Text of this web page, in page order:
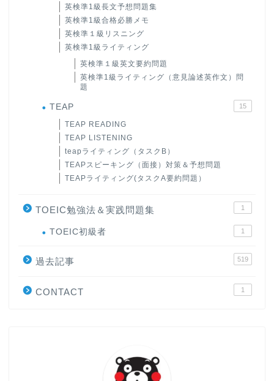
英検準1級長文予想問題集
英検準1級合格必勝メモ
英検準１級リスニング
英検準1級ライティング
英検準１級英文要約問題
英検準1級ライティング（意見論述英作文）問
題
TEAP 15
TEAP READING
TEAP LISTENING
teapライティング（タスクB）
TEAPスピーキング（面接）対策＆予想問題
TEAPライティング(タスクA要約問題）
TOEIC勉強法＆実践問題集 1
TOEIC初級者 1
過去記事 519
CONTACT 1
大学入試英語対策講座